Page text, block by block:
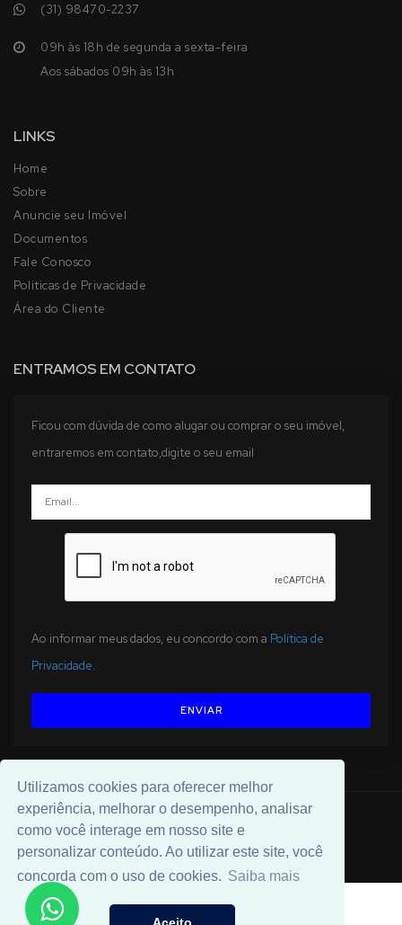
Utilizamos cookies para oferecer melhor
experiência, melhorar o desempenho, analisar
como você interage em nosso site e
personalizar conteúdo. Ao utilizar este site, você
concorda com o uso de cookies. Saiba mais
(31) 98470-2237
09h às 18h de segunda a sexta-feira
Aos sábados 09h às 13h
LINKS
Home
Sobre
Anuncie seu Imóvel
Documentos
Fale Conosco
Politicas de Privacidade
Área do Cliente
ENTRAMOS EM CONTATO
Ficou com dúvida de como alugar ou comprar o seu imóvel,
entraremos em contato,digite o seu email
Ao informar meus dados, eu concordo com a Política de
Privacidade.
ENVIAR
© 2026 Desenvolvido porUniversal Software